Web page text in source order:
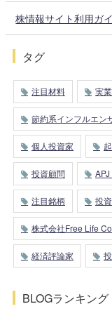
株情報サイト利用ガ
タグ
注目材料 実
節約系インフルエン
個人投資家
投資顧問
注目銘柄 投
株式会社Free Life
経済評論家
BLOGランキング